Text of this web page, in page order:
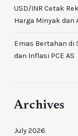
USD/INR Cetak
Harga Minyak dan
Emas Bertahan di
dan Inflasi PCE AS
Archives
July 2026